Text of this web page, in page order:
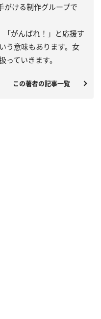
がける制作グループで
「がんばれ！」と応援す
う意味もあります。女
ていきます。
この著者の記事一覧